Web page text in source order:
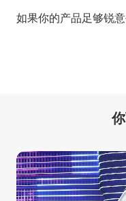
如果你的产品足够锐